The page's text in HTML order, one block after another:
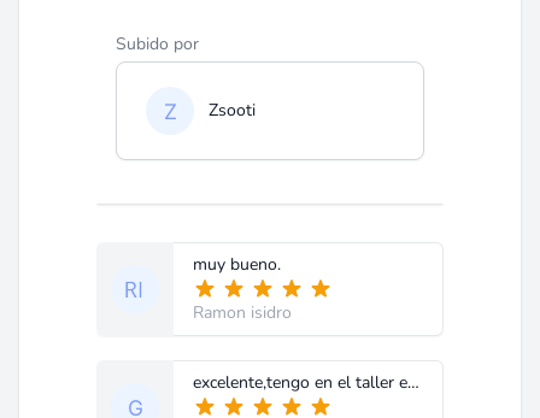
Subido por
Zsooti
muy bueno.
Ramon isidro
excelente,tengo en el taller este modelo y me vino sin el transformador de la fuente y gracias a este diagrama y al aporte de ustedes lo voy a poder restaurar.